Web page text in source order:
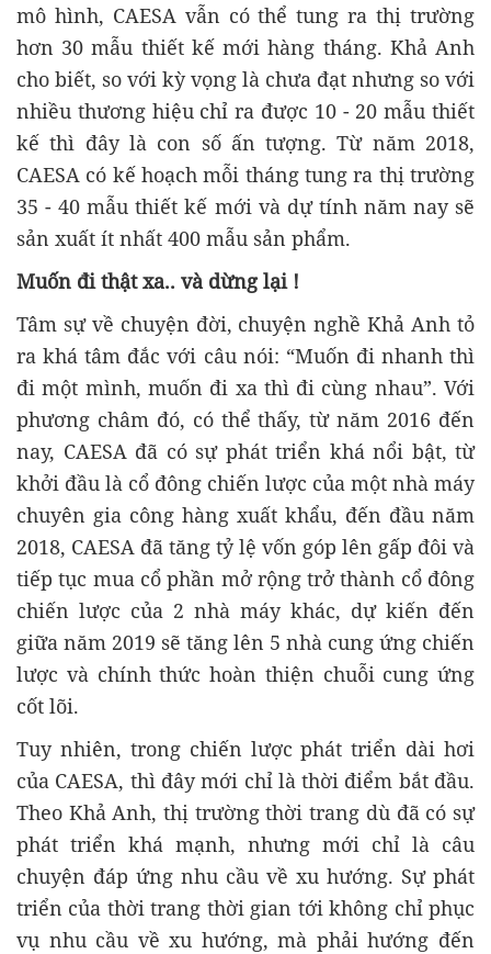
mô hình, CAESA vẫn có thể tung ra thị trường
hơn 30 mẫu thiết kế mới hàng tháng. Khả Anh
cho biết, so với kỳ vọng là chưa đạt nhưng so với
nhiều thương hiệu chỉ ra được 10 - 20 mẫu thiết
kế thì đây là con số ấn tượng. Từ năm 2018,
CAESA có kế hoạch mỗi tháng tung ra thị trường
35 - 40 mẫu thiết kế mới và dự tính năm nay sẽ
sản xuất ít nhất 400 mẫu sản phẩm.
Muốn đi thật xa.. và dừng lại !
Tâm sự về chuyện đời, chuyện nghề Khả Anh tỏ
ra khá tâm đắc với câu nói: “Muốn đi nhanh thì
đi một mình, muốn đi xa thì đi cùng nhau”. Với
phương châm đó, có thể thấy, từ năm 2016 đến
nay, CAESA đã có sự phát triển khá nổi bật, từ
khởi đầu là cổ đông chiến lược của một nhà máy
chuyên gia công hàng xuất khẩu, đến đầu năm
2018, CAESA đã tăng tỷ lệ vốn góp lên gấp đôi và
tiếp tục mua cổ phần mở rộng trở thành cổ đông
chiến lược của 2 nhà máy khác, dự kiến đến
giữa năm 2019 sẽ tăng lên 5 nhà cung ứng chiến
lược và chính thức hoàn thiện chuỗi cung ứng
cốt lõi.
Tuy nhiên, trong chiến lược phát triển dài hơi
của CAESA, thì đây mới chỉ là thời điểm bắt đầu.
Theo Khả Anh, thị trường thời trang dù đã có sự
phát triển khá mạnh, nhưng mới chỉ là câu
chuyện đáp ứng nhu cầu về xu hướng. Sự phát
triển của thời trang thời gian tới không chỉ phục
vụ nhu cầu về xu hướng, mà phải hướng đến